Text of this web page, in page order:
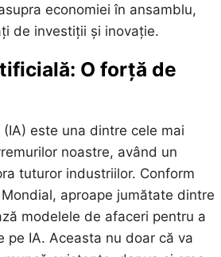
economiei în ansamblu,
de investiții și inovație.
O forță de
este una dintre cele mai
noastre, având un
tuturor industriilor. Conform
aproape jumătate dintre
modelele de afaceri pentru a
pe IA. Aceasta nu doar că va